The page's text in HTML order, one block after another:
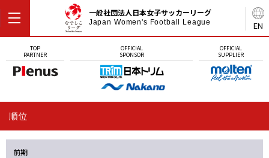
EN
一般社団法人日本女子サッカーリーグ
Japan Women's Football League
TOP
PARTNER
OFFICIAL
SPONSOR
OFFICIAL
SUPPLIER
順位
前期